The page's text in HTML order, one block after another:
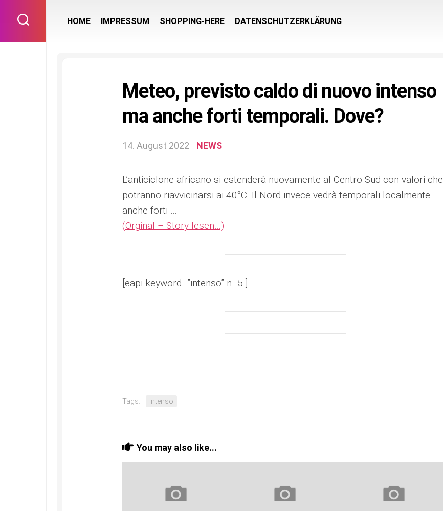
content
HOME IMPRESSUM SHOPPING-HERE DATENSCHUTZERKLÄRUNG
Meteo, previsto caldo di nuovo intenso
ma anche forti temporali. Dove?
14. August 2022 NEWS
L’anticiclone africano si estenderà nuovamente al Centro-Sud con valori che
potranno riavvicinarsi ai 40°C. Il Nord invece vedrà temporali localmente
anche forti …
(Orginal – Story lesen…)
[eapi keyword=”intenso” n=5 ]
Tags: intenso
You may also like...